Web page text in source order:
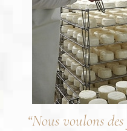
“Nous voulons